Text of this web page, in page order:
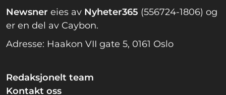
Newsner eies av Nyheter365 (556724-1806) og
er en del av Caybon.
Adresse: Haakon VII gate 5, 0161 Oslo
Redaksjonelt team
Kontakt oss